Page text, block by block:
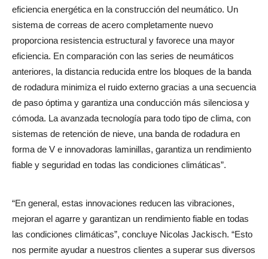
eficiencia energética en la construcción del neumático. Un
sistema de correas de acero completamente nuevo
proporciona resistencia estructural y favorece una mayor
eficiencia. En comparación con las series de neumáticos
anteriores, la distancia reducida entre los bloques de la banda
de rodadura minimiza el ruido externo gracias a una secuencia
de paso óptima y garantiza una conducción más silenciosa y
cómoda. La avanzada tecnología para todo tipo de clima, con
sistemas de retención de nieve, una banda de rodadura en
forma de V e innovadoras laminillas, garantiza un rendimiento
fiable y seguridad en todas las condiciones climáticas”.
“En general, estas innovaciones reducen las vibraciones,
mejoran el agarre y garantizan un rendimiento fiable en todas
las condiciones climáticas”, concluye Nicolas Jackisch. “Esto
nos permite ayudar a nuestros clientes a superar sus diversos